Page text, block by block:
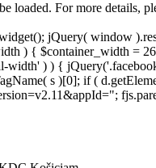
loaded. For more details,
jQuery( window
) { $container_width =
width' ) ) {
s )[0]; if (